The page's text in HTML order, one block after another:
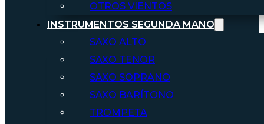
OTROS VIENTOS
INSTRUMENTOS SEGUNDA MANO
SAXO ALTO
SAXO TENOR
SAXO SOPRANO
SAXO BARÍTONO
TROMPETA